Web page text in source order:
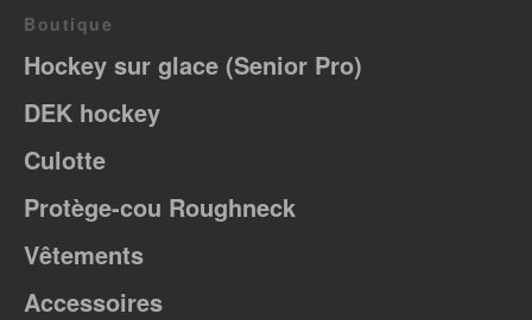
Boutique
Hockey sur glace (Senior Pro)
DEK hockey
Culotte
Protège-cou Roughneck
Vêtements
Accessoires